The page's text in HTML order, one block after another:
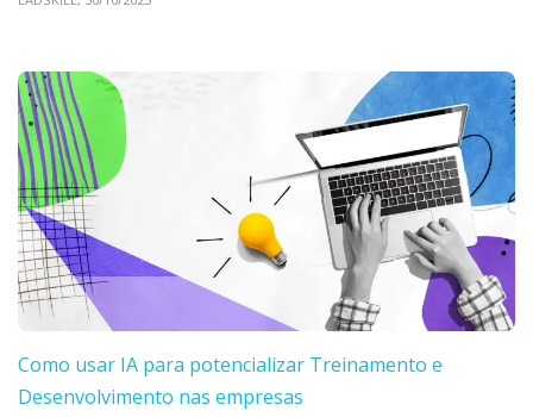
Como usar IA para potencializar Treinamento e
Desenvolvimento nas empresas